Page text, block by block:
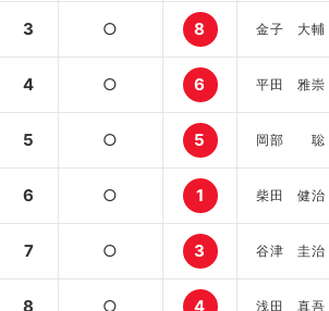
3 ○ 8 金子 大輔
4 ○ 6 平田 雅崇
5 ○ 5 岡部 聡
6 ○ 1 柴田 健治
7 ○ 3 谷津 圭治
8 ○ 4 浅田 真吾